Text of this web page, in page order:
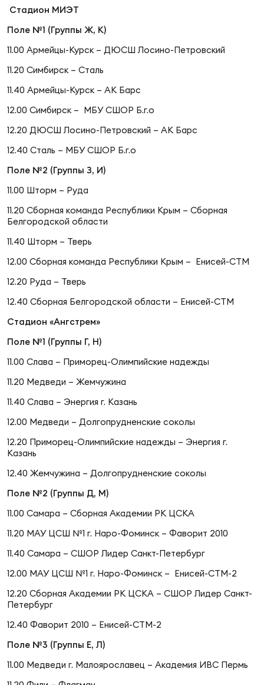
Стадион МИЭТ
Поле №1 (Группы Ж, К)
11.00 Армейцы-Курск – ДЮСШ Лосино-Петровский
11.20 Симбирск – Сталь
11.40 Армейцы-Курск – АК Барс
12.00 Симбирск – МБУ СШОР Б.г.о
12.20 ДЮСШ Лосино-Петровский – АК Барс
12.40 Сталь – МБУ СШОР Б.г.о
Поле №2 (Группы З, И)
11.00 Шторм – Руда
11.20 Сборная команда Республики Крым – Сборная
Белгородской области
11.40 Шторм – Тверь
12.00 Сборная команда Республики Крым – Енисей-СТМ
12.20 Руда – Тверь
12.40 Сборная Белгородской области – Енисей-СТМ
Стадион «Ангстрем»
Поле №1 (Группы Г, Н)
11.00 Слава – Приморец-Олимпийские надежды
11.20 Медведи – Жемчужина
11.40 Слава – Энергия г. Казань
12.00 Медведи – Долгопрудненские соколы
12.20 Приморец-Олимпийские надежды – Энергия г.
Казань
12.40 Жемчужина – Долгопрудненские соколы
Поле №2 (Группы Д, М)
11.00 Самара – Сборная Академии РК ЦСКА
11.20 МАУ ЦСШ №1 г. Наро-Фоминск – Фаворит 2010
11.40 Самара – СШОР Лидер Санкт-Петербург
12.00 МАУ ЦСШ №1 г. Наро-Фоминск – Енисей-СТМ-2
12.20 Сборная Академии РК ЦСКА – СШОР Лидер Санкт-
Петербург
12.40 Фаворит 2010 – Енисей-СТМ-2
Поле №3 (Группы Е, Л)
11.00 Медведи г. Малоярославец – Академия ИВС Пермь